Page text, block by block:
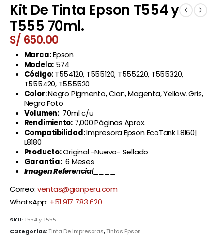
Kit De Tinta Epson T554 y
T555 70ml.
S/ 650.00
Marca:Epson
Modelo: 574
Código:T554120, T555120, T555220, T555320,
T555420, T555520
Color:Negro Pigmento, Cian, Magenta, Yellow, Gris,
Negro Foto
Volumen:70ml c/u
Rendimiento: 7,000 Páginas Aprox.
Compatibilidad:Impresora Epson EcoTank L8160|
L8180
Producto:Original -Nuevo- Sellado
Garantía:6 Meses
Imagen Referencial____
Correo:ventas@gianperu.com
WhatsApp: +51 917 783 620
SKU:T554 y T555
Categorías:Tinta De Impresoras,Tintas Epson